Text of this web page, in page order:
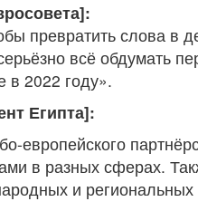
превратить слова в
всё обдумать
2022 году».
Египта]:
европейского
в разных сферах.
и